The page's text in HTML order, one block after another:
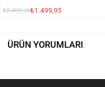
₺2.499,95₺1.499,95
ÜRÜN YORUMLARI